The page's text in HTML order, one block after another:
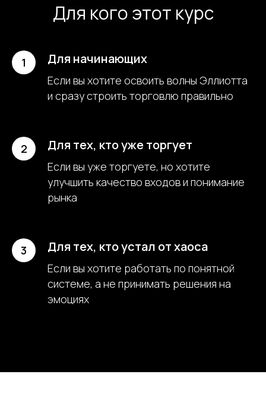
Для кого этот курс
Для начинающих
Если вы хотите освоить волны Эллиотта
и сразу строить торговлю правильно
Для тех, кто уже торгует
Если вы уже торгуете, но хотите
улучшить качество входов и понимание
рынка
Для тех, кто устал от хаоса
Если вы хотите работать по понятной
системе, а не принимать решения на
эмоциях